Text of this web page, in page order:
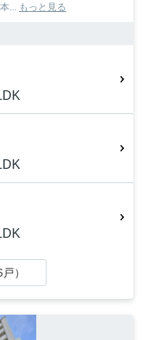
West 本... もっと見る
）